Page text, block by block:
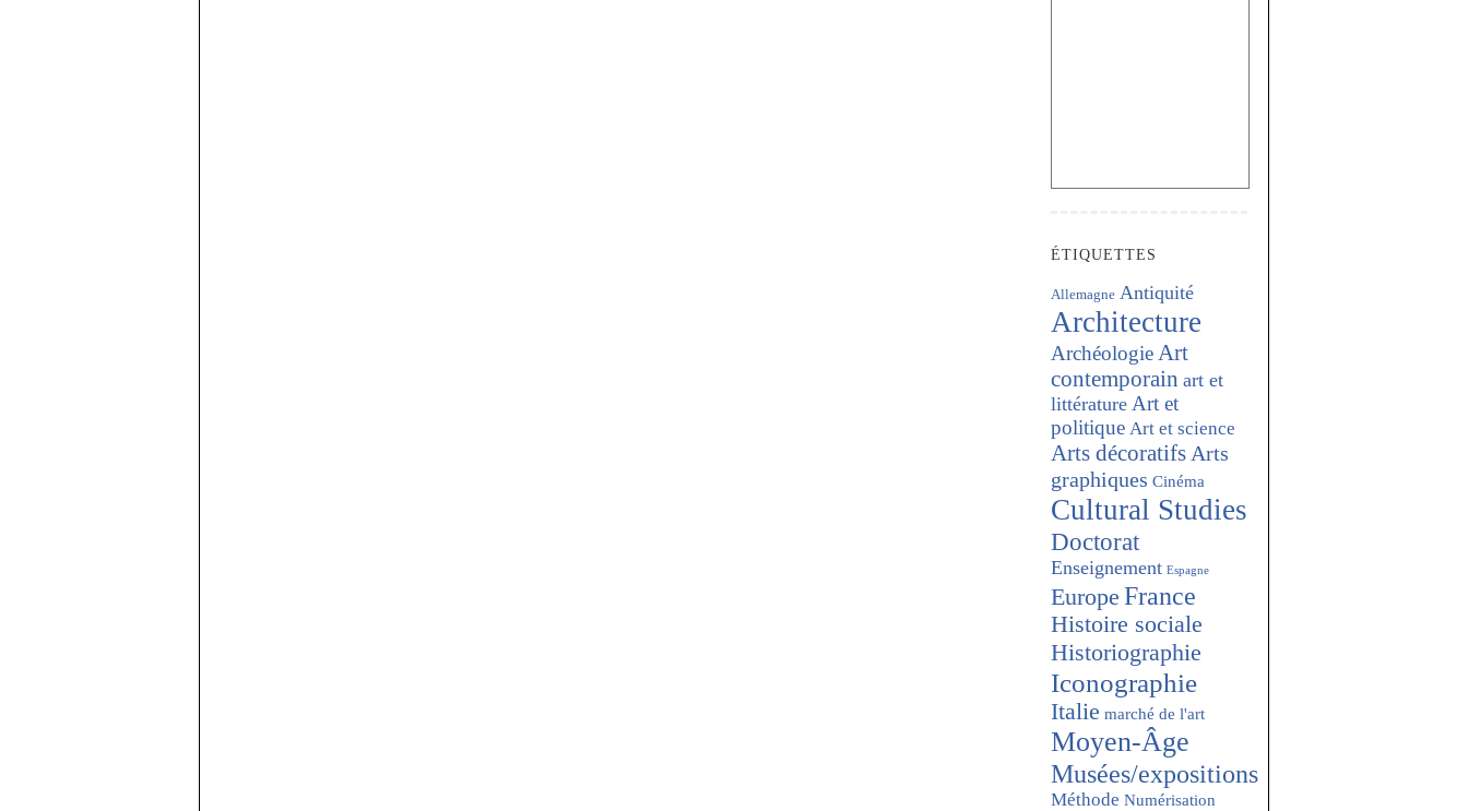
ÉTIQUETTES
Allemagne Antiquité
Architecture
Archéologie Art
contemporain art et
littérature Art et
politique Art et science
Arts décoratifs Arts
graphiques Cinéma
Cultural Studies
Doctorat
Enseignement Espagne
Europe France
Histoire sociale
Historiographie
Iconographie
Italie marché de l'art
Moyen-Âge
Musées/expositions
Méthode Numérisation